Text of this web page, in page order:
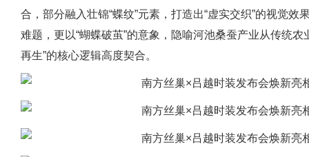
合，部分融入壮锦“蝶纹”元素，打造出“虚实交织”的视觉
难题，更以“蝴蝶破茧”的意象，隐喻河池桑蚕产业从传统
再生”的核心逻辑高度契合。